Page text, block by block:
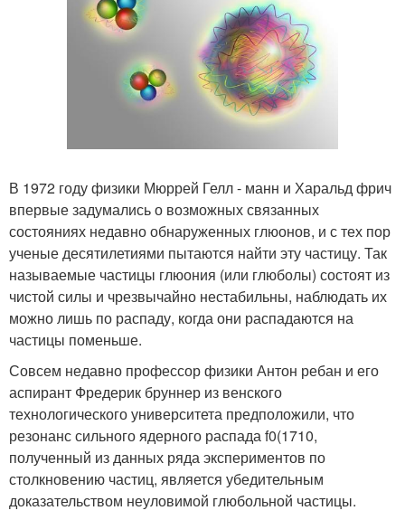
В 1972 году физики Мюррей Гелл - манн и Харальд фрич
впервые задумались о возможных связанных
состояниях недавно обнаруженных глюонов, и с тех пор
ученые десятилетиями пытаются найти эту частицу. Так
называемые частицы глюония (или глюболы) состоят из
чистой силы и чрезвычайно нестабильны, наблюдать их
можно лишь по распаду, когда они распадаются на
частицы поменьше.
Совсем недавно профессор физики Антон ребан и его
аспирант Фредерик бруннер из венского
технологического университета предположили, что
резонанс сильного ядерного распада f0(1710,
полученный из данных ряда экспериментов по
столкновению частиц, является убедительным
доказательством неуловимой глюбольной частицы.